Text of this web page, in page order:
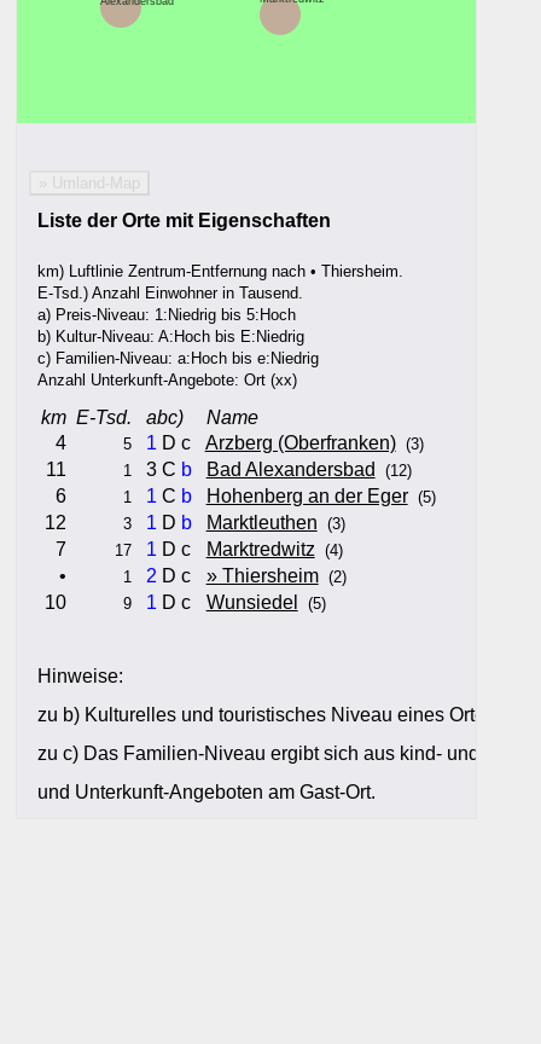
» Umland-Map
Liste der Orte mit Eigenschaften
km) Luftlinie Zentrum-Entfernung nach • Thiersheim.
E-Tsd.) Anzahl Einwohner in Tausend.
a) Preis-Niveau: 1:Niedrig bis 5:Hoch
b) Kultur-Niveau: A:Hoch bis E:Niedrig
c) Familien-Niveau: a:Hoch bis e:Niedrig
Anzahl Unterkunft-Angebote: Ort (xx)
km E-Tsd. abc)
Name
4
5 1 D c Arzberg (Oberfranken) (3)
11 1 3 C b Bad Alexandersbad (12)
6 1 1 C b Hohenberg an der Eger (5)
12 3 1 D b Marktleuthen (3)
7 17 1 D c Marktredwitz (4)
• 1 2 D c » Thiersheim (2)
10 9 1 D c Wunsiedel (5)
Hinweise:
zu b) Kulturelles und touristisches Niveau eines Ortes
zu c) Das Familien-Niveau ergibt sich aus kind- und
und Unterkunft-Angeboten am Gast-Ort.